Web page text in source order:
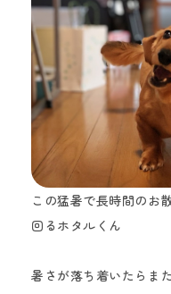
この猛暑で長時間のお
回るホタルくん
暑さが落ち着いたらま